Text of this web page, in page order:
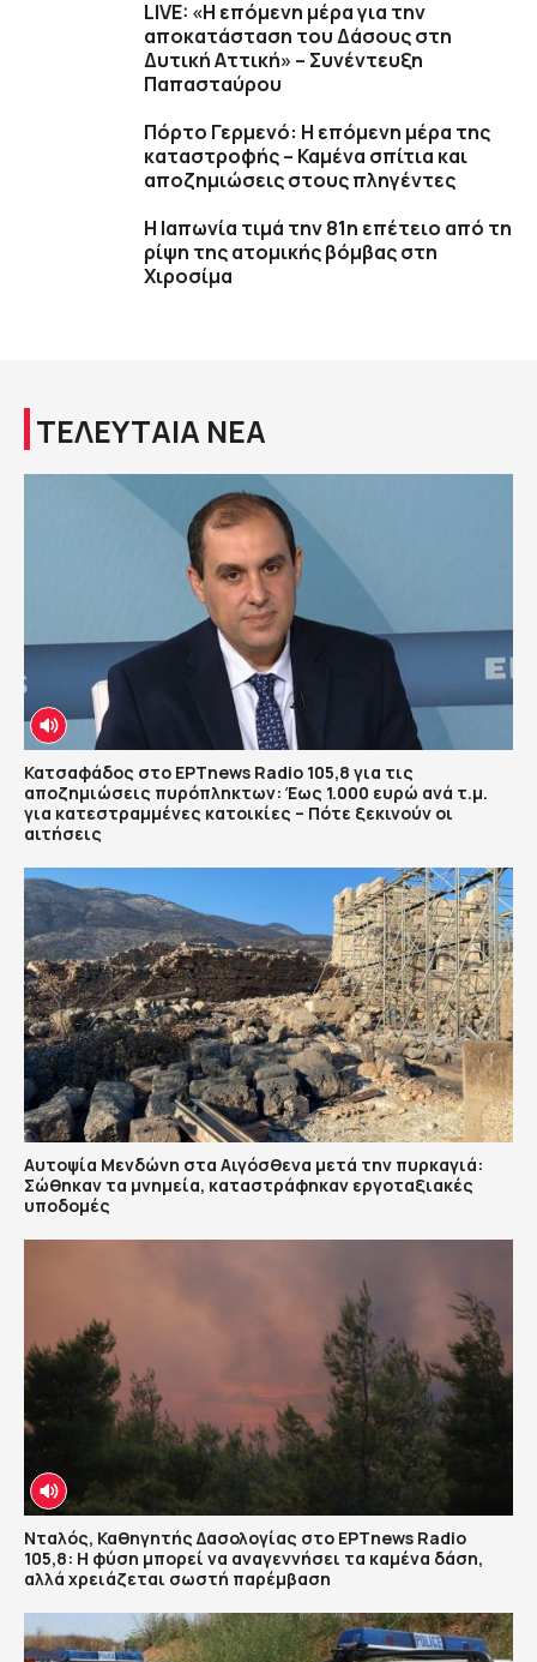
LIVE: «Η επόμενη μέρα για την
αποκατάσταση του Δάσους στη
Δυτική Αττική» – Συνέντευξη
Παπασταύρου
Πόρτο Γερμενό: Η επόμενη μέρα της
καταστροφής – Καμένα σπίτια και
αποζημιώσεις στους πληγέντες
Η Ιαπωνία τιμά την 81η επέτειο από τη
ρίψη της ατομικής βόμβας στη
Χιροσίμα
ΤΕΛΕΥΤΑΙΑ ΝΕΑ
Κατσαφάδος στο ΕΡΤnews Radio 105,8 για τις
αποζημιώσεις πυρόπληκτων: Έως 1.000 ευρώ ανά τ.μ.
για κατεστραμμένες κατοικίες – Πότε ξεκινούν οι
αιτήσεις
Αυτοψία Μενδώνη στα Αιγόσθενα μετά την πυρκαγιά:
Σώθηκαν τα μνημεία, καταστράφηκαν εργοταξιακές
υποδομές
Νταλός, Καθηγητής Δασολογίας στο ΕΡΤnews Radio
105,8: Η φύση μπορεί να αναγεννήσει τα καμένα δάση,
αλλά χρειάζεται σωστή παρέμβαση